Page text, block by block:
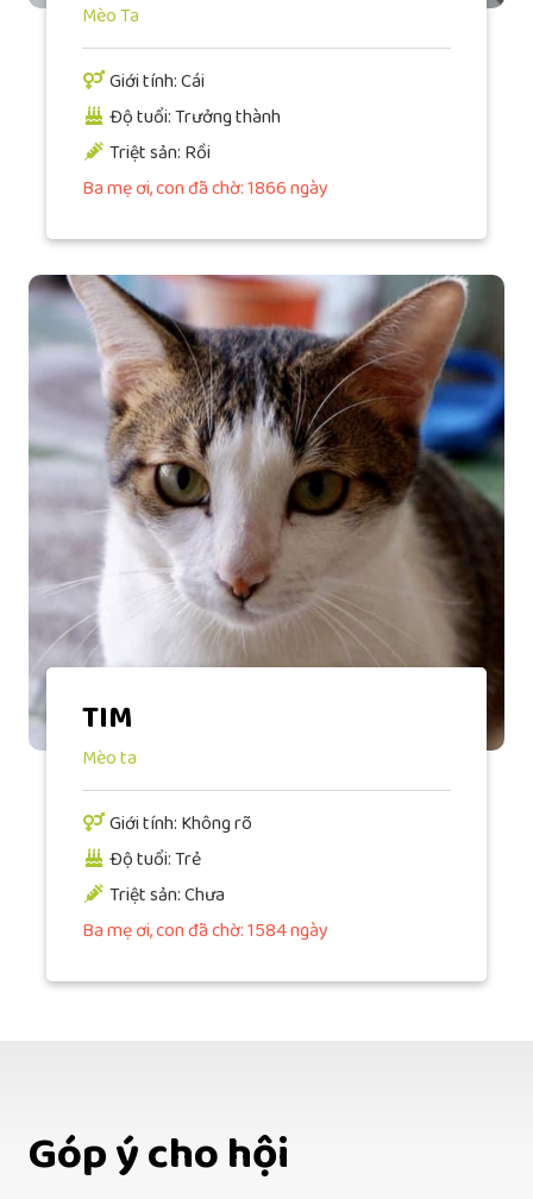
Mèo Ta
Giới tính: Cái
Độ tuổi: Trưởng thành
Triệt sản: Rồi
Ba mẹ ơi, con đã chờ: 1866 ngày
TIM
Mèo ta
Giới tính: Không rõ
Độ tuổi: Trẻ
Triệt sản: Chưa
Ba mẹ ơi, con đã chờ: 1584 ngày
Góp ý cho hội